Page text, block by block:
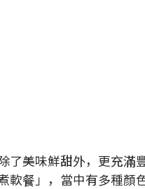
了美味鮮甜外，更充
軟餐」，當中有多種